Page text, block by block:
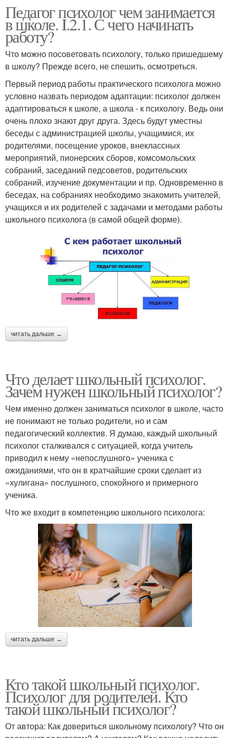
Педагог психолог чем занимается
в школе. I.2.1. С чего начинать
работу?
Что можно посоветовать психологу, только пришедшему
в школу? Прежде всего, не спешить, осмотреться.
Первый период работы практического психолога можно
условно назвать периодом адаптации: психолог должен
адаптироваться к школе, а школа - к психологу. Ведь они
очень плохо знают друг друга. Здесь будут уместны
беседы с администрацией школы, учащимися, их
родителями, посещение уроков, внеклассных
мероприятий, пионерских сборов, комсомольских
собраний, заседаний педсоветов, родительских
собраний, изучение документации и пр. Одновременно в
беседах, на собраниях необходимо знакомить учителей,
учащихся и их родителей с задачами и методами работы
школьного психолога (в самой общей форме).
читать дальше →
Что делает школьный психолог.
Зачем нужен школьный психолог?
Чем именно должен заниматься психолог в школе, часто
не понимают не только родители, но и сам
педагогический коллектив. Я думаю, каждый школьный
психолог сталкивался с ситуацией, когда учитель
приводил к нему «непослушного» ученика с
ожиданиями, что он в кратчайшие сроки сделает из
«хулигана» послушного, спокойного и примерного
ученика.
Что же входит в компетенцию школьного психолога:
читать дальше →
Кто такой школьный психолог.
Психолог для родителей. Кто
такой школьный психолог?
От автора: Как довериться школьному психологу? Что он